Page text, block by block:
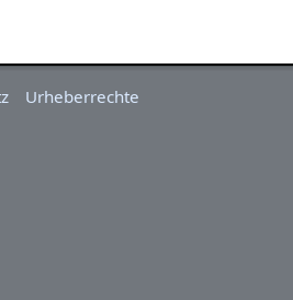
Urheberrechte